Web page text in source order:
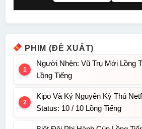
PHIM (ĐỀ XUẤT)
Người Nhện: Vũ Trụ Mới Lồng
Lồng Tiếng
Kipo Và Kỷ Nguyên Kỳ Thú
Status: 10 / 10 Lồng Tiếng